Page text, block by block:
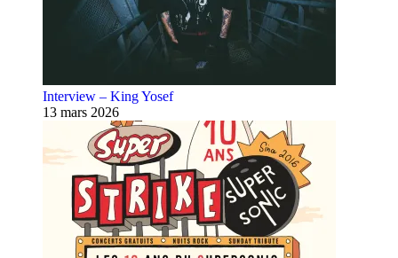
Interview – King Yosef
13 mars 2026